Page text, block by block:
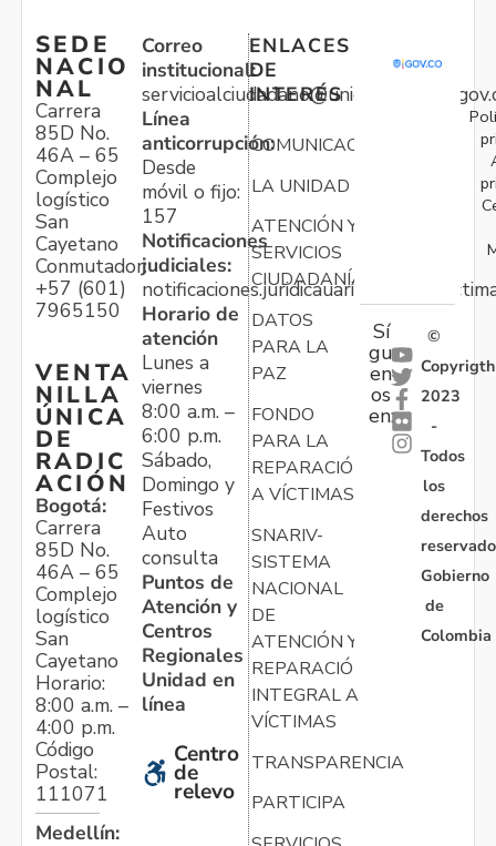
SEDE
NACIO
NAL
Carrera
85D No.
46A – 65
Complejo
logístico
San
Cayetano
Conmutador:
+57 (601)
7965150
VENTA
NILLA
ÚNICA
DE
RADIC
ACIÓN
Bogotá:
Carrera
85D No.
46A – 65
Complejo
logístico
San
Cayetano
Horario:
8:00 a.m. –
4:00 p.m.
Código
Postal:
111071
Medellín:
Correo
institucional:
Línea
anticorrupción:
Desde
móvil o fijo:
157
Notificaciones
judiciales:
Horario de
atención
Lunes a
viernes
8:00 a.m. –
6:00 p.m.
Sábado,
Domingo y
Festivos
Auto
consulta
Puntos de
Atención y
Centros
Regionales
Unidad en
línea
Centro
de
relevo
ENLACES
DE
INTERÉS
COMUNICACIONES
LA UNIDAD
ATENCIÓN Y
SERVICIOS
CIUDADANÍA
DATOS
PARA LA
PAZ
FONDO
PARA LA
REPARACIÓN
A VÍCTIMAS
SNARIV-
SISTEMA
NACIONAL
DE
ATENCIÓN Y
REPARACIÓN
INTEGRAL A
VÍCTIMAS
TRANSPARENCIA
PARTICIPA
Sí
gu
en
os
en:
©
Copyrigth
2023
-
Todos
los
derechos
Gobierno
de
Colombia